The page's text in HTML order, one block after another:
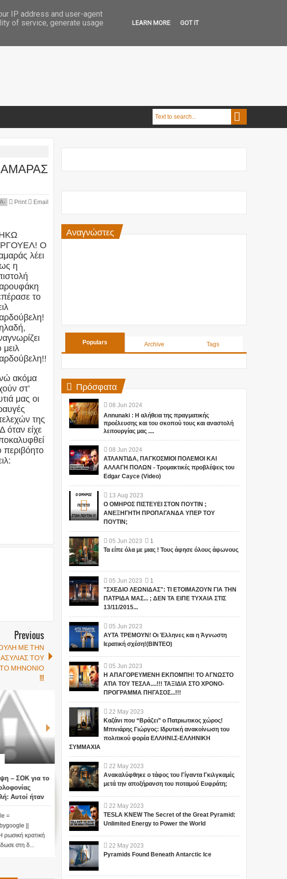
A- Print Email
Ο
λέει
η
το
μειλ
ακόμα
στ’
μας οι
της
όταν είχε
περιβόητο
Previous
ΜΕ ΤΗΝ
ΤΟΥ
ΤΟ ΜΗΝΟΝΙΟ
!!!
– ΣΟΚ για το
Αυτοί ήταν
(vid)
=
||
ρωσική κρατική
στη δ...
Αναγνώστες
Populars Archive Tags
Πρόσφατα
08 Jun 2024
Annunaki : Η αλήθεια της πραγματικής
προέλευσης και του σκοπού τους και αναστολή
λειτουργίας μας ....
08 Jun 2024
ΑΤΛΑΝΤΙΔΑ, ΠΑΓΚΟΣΜΙΟΙ ΠΟΛΕΜΟΙ ΚΑΙ
ΑΛΛΑΓΗ ΠΟΛΩΝ - Τρομακτικές προβλέψεις του
Edgar Cayce (Video)
13 Aug 2023
Ο ΟΜΗΡΟΣ ΠΙΣΤΕΥΕΙ ΣΤΟΝ ΠΟΥΤΙΝ ;
ΑΝΕΞΗΓΗΤΗ ΠΡΟΠΑΓΑΝΔΑ ΥΠΕΡ ΤΟΥ
ΠΟΥΤΙΝ;
05 Jun 2023
1
Τα είπε όλα με μιας ! Τους άφησε όλους άφωνους
05 Jun 2023
1
"ΣΧΕΔΙΟ ΛΕΩΝΙΔΑΣ": ΤΙ ΕΤΟΙΜΑΖΟΥΝ ΓΙΑ ΤΗΝ
ΠΑΤΡΙΔΑ ΜΑΣ... ; ΔΕΝ ΤΑ ΕΙΠΕ ΤΥΧΑΙΑ ΣΤΙΣ
13/11/2015...
05 Jun 2023
ΑΥΤΑ ΤΡΕΜΟΥΝ! Οι Έλληνες και η Άγνωστη
Ιερατική σχέση!(ΒΙΝΤΕΟ)
05 Jun 2023
Η ΑΠΑΓΟΡΕΥΜΕΝΗ ΕΚΠΟΜΠΗ! ΤΟ ΑΓΝΩΣΤΟ
ΑΤΙΑ ΤΟΥ ΤΕΣΛΑ....!!! ΤΑΞΙΔΙΑ ΣΤΟ ΧΡΟΝΟ-
ΠΡΟΓΡΑΜΜΑ ΠΗΓΑΣΟΣ...!!!
22 May 2023
Καζάνι που “Βράζει” ο Πατριωτικος χώρος!
Μπινιάρης Γιώργος: Ιδρυτική ανακοίνωση του
πολιτικού φορέα ΕΛΛΗΝΙ.Σ-ΕΛΛΗΝΙΚΗ
ΣΥΜΜΑΧΙΑ
22 May 2023
Ανακαλύφθηκε ο τάφος του Γίγαντα Γκιλγκαμές
μετά την αποξήρανση του ποταμού Ευφράτη;
22 May 2023
TESLA KNEW The Secret of the Great Pyramid:
Unlimited Energy to Power the World
22 May 2023
Pyramids Found Beneath Antarctic Ice
IP address and user-agent
of service, generate usage
LEARN MORE GOT IT